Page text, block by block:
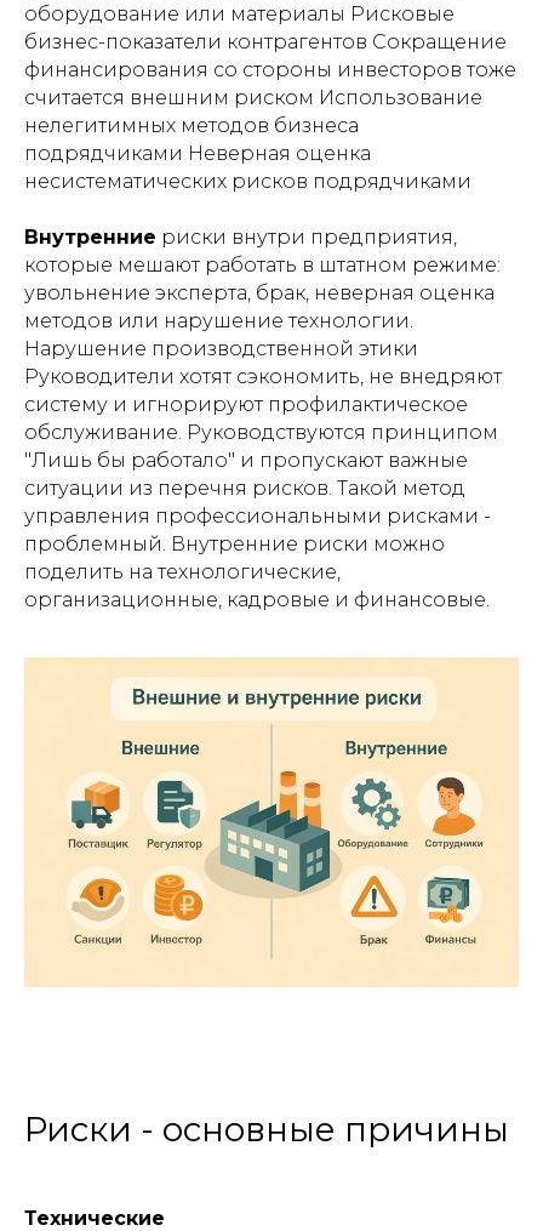
оборудование или материалы Рисковые
бизнес-показатели контрагентов Сокращение
финансирования со стороны инвесторов тоже
считается внешним риском Использование
нелегитимных методов бизнеса
подрядчиками Неверная оценка
несистематических рисков подрядчиками
Внутренние риски внутри предприятия,
которые мешают работать в штатном режиме:
увольнение эксперта, брак, неверная оценка
методов или нарушение технологии.
Нарушение производственной этики
Руководители хотят сэкономить, не внедряют
систему и игнорируют профилактическое
обслуживание. Руководствуются принципом
"Лишь бы работало" и пропускают важные
ситуации из перечня рисков. Такой метод
управления профессиональными рисками -
проблемный. Внутренние риски можно
поделить на технологические,
организационные, кадровые и финансовые.
Риски - основные причины
Технические